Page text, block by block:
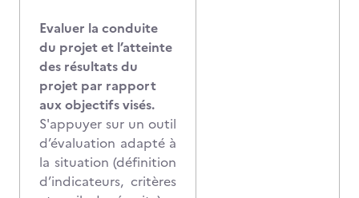
Evaluer la conduite
du projet et l’atteinte
des résultats du
projet par rapport
aux objectifs visés.
S'appuyer sur un outil
d’évaluation adapté à
la situation (définition
d’indicateurs, critères